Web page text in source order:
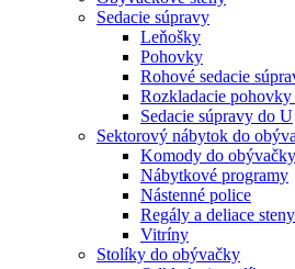
Sedacie súpravy
Leňošky
Pohovky
Rohové sedacie
Rozkladacie pohovky
Sedacie súpravy do U
Sektorový nábytok do
Komody do obývačky
Nábytkové programy
Nástenné police
Regály a deliace steny
Vitríny
Stolíky do obývačky